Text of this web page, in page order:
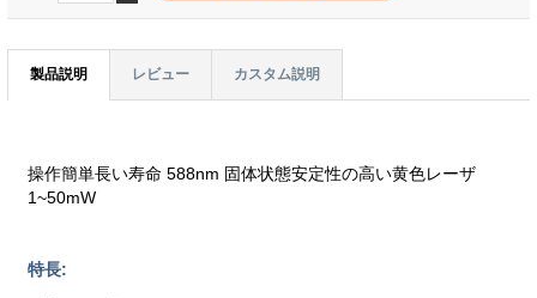
製品説明 レビュー カスタム説明
操作簡単長い寿命 588nm 固体状態安定性の高い黄色レーザ
1~50mW
特長: